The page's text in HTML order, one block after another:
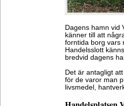
Dagens hamn vid
känner till att
forntida borg vars
Handelsslott
bredvid dagens
Det är antagligt
för de varor man
livsmedel,